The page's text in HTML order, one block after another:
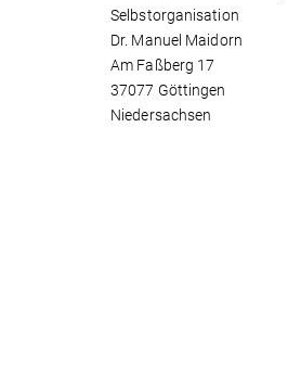
Selbstorganisation
Dr. Manuel Maidorn
Am Faßberg 17
37077 Göttingen
Niedersachsen